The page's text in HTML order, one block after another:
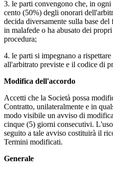
3. le parti convengono che, in
cento (50%) degli onorari
decida diversamente sulla base
in malafede o ha abusato dei
procedura;
4. le parti si impegnano a
all'arbitrato previste e il codice di
Modifica dell'accordo
Accetti che la Società possa
Contratto, unilateralmente e in
modo visibile un avviso di
cinque (5) giorni consecutivi.
seguito a tale avviso costituirà il
Termini modificati.
Generale